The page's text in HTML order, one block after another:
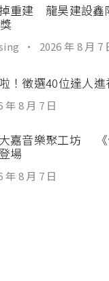
重建 龍昊建設鑫
· 2026 年 8 月 7
！徵選40位達人進
年 8 月 7 日
嘉音樂聚工坊 《
場
年 8 月 7 日